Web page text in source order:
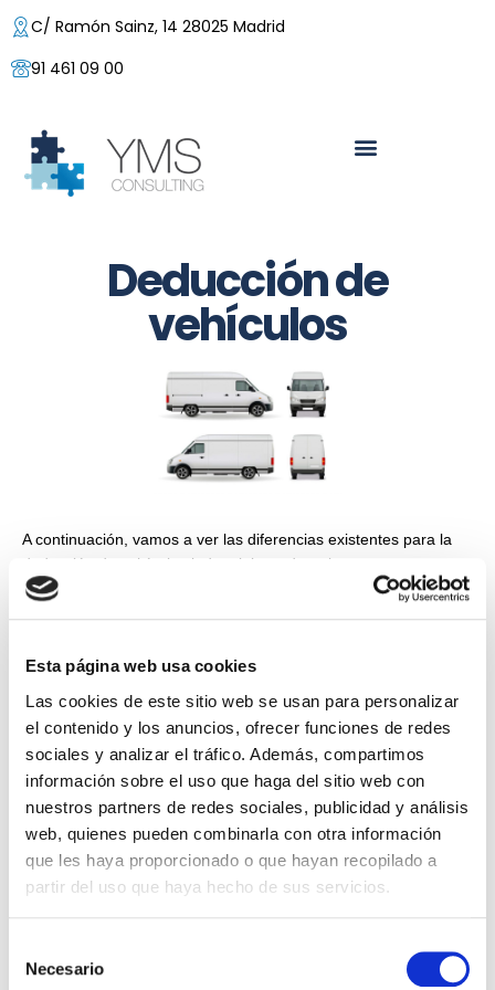
Esta página web usa cookies
Las cookies de este sitio web se usan para personalizar
el contenido y los anuncios, ofrecer funciones de redes
sociales y analizar el tráfico. Además, compartimos
información sobre el uso que haga del sitio web con
nuestros partners de redes sociales, publicidad y análisis
web, quienes pueden combinarla con otra información
que les haya proporcionado o que hayan recopilado a
partir del uso que haya hecho de sus servicios.
Necesario
C/ Ramón Sainz, 14 28025 Madrid
91 461 09 00
Deducción de
vehículos
A continuación, vamos a ver las diferencias existentes para la
deducción de vehículos industriales y de turismos.
Si se demuestra laafección total y exclusiva a la
actividad , serán deducibles al 100% tanto en sociedades
como por autónomos, y también su IVA.
Turismos
Para su deducción al 100% siempre y cuando
se demuestre
su afección al 100% a la actividad
de visitas realizadas coincidentes con el GPS/localizador,
existencia de otro vehículo para uso particular, entre otras